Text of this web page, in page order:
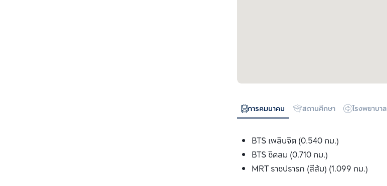
การคมนาคม สถานศึกษา โรงพยาบาล
BTS เพลินจิต (0.540 กม.)
BTS ชิดลม (0.710 กม.)
MRT ราชปรารภ (สีส้ม) (1.099 กม.)